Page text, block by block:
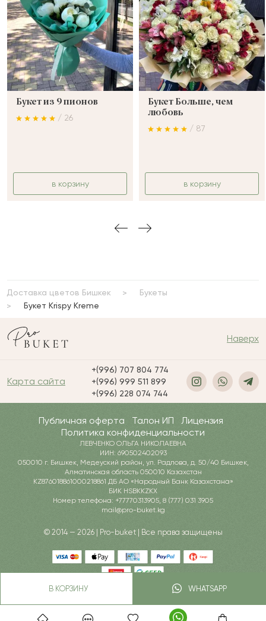
В КОРЗИНУ WHATSAPP
Букет из 9 пионов
/ 26
в корзину
Букет Больше, чем
любовь
/ 87
в корзину
Доставка цветов Бишкек
Букеты
Букет Krispy Kreme
Наверх
Карта сайта
+(996) 707 804 774
+(996) 999 511 899
+(996) 228 074 744
Публичная оферта Талон ИП
Лицензия
Политика конфиденциальности
ЛЕВЧЕНКО ОЛЬГА НИКОЛАЕВНА
ИИН: 690502402093
050010 г. Бишкек, Медеуский район, ул. Радлова, д. 50/40 Бишкек,
Алматинская область 050010 Казахстан
KZ876018861000218861 ДБ АО «Народный Банк Казахстана»
БИК HSBKKZKX
Номер телефона: +77770313905, 8 (777) 031 3905
mail@pro-buket.kg
© 2014 — 2026 | Pro-buket | Все права защищены